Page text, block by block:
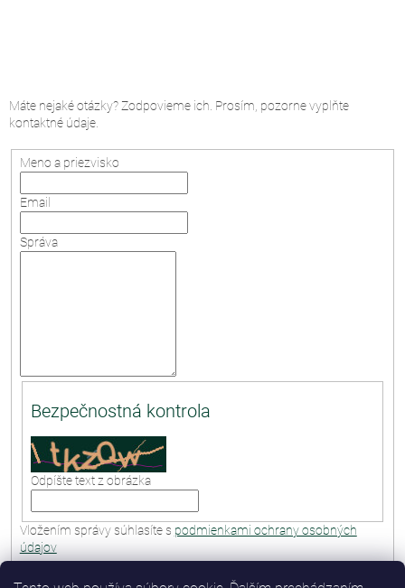
Máte nejaké otázky? Zodpovieme ich. Prosím, pozorne vyplňte
kontaktné údaje.
Meno a priezvisko
Email
Správa
Bezpečnostná kontrola
Odpíšte text z obrázka
Vložením správy súhlasíte s podmienkami ochrany osobných
údajov